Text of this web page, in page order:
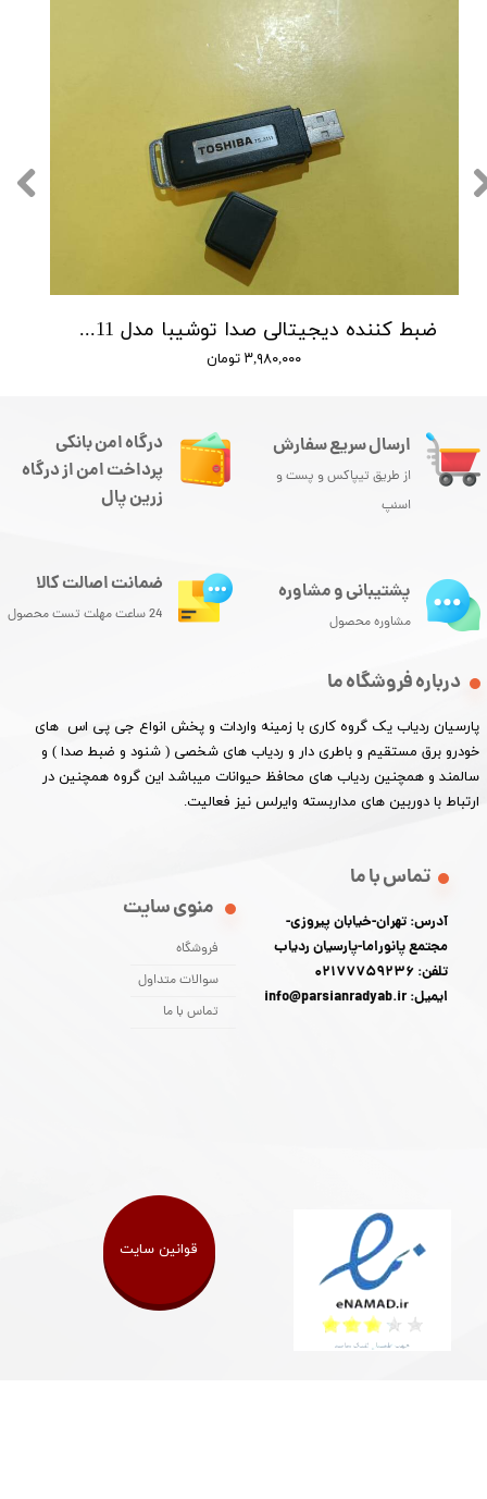
ضبط کننده دیجیتالی صدا توشیبا مدل Toshiba TS-3111 - حافظه 4 گیگ - شنود صدا
۳,۹۸۰,۰۰۰ تومان
ارسال سریع سفارش
از طریق تیپاکس و پست و
اسنپ
درباره فروشگاه ما
پارسیان ردیاب یک گروه کاری با زمینه واردات و پخش انواع جی پی اس های
خودرو برق مستقیم و باطری دار و ردیاب های شخصی ( شنود و ضبط صدا ) و
سالمند و همچنین ردیاب های محافظ حیوانات میباشد این گروه همچنین در
ارتباط با دوربین های مداربسته وایرلس نیز فعالیت.​​​​​​​
منوی سایت
فروشگاه
سوالات متداول
تماس با ما
تماس با ما
آدرس: تهران-خیابان پیروزی-
مجتمع پانوراما-پارسیان ردیاب
تلفن: 02177759236
ایمیل: info@parsianradyab.ir
درگاه امن بانکی
پرداخت امن از درگاه
زرین پال
پشتیبانی و مشاوره
مشاوره محصول
ضمانت اصالت کالا
24 ساعت مهلت تست محصول
قوانین سایت